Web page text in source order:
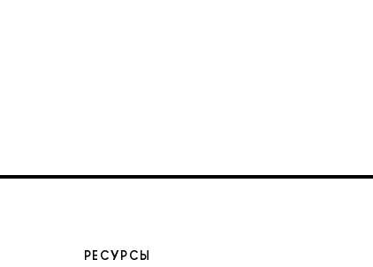
РЕСУРСЫ